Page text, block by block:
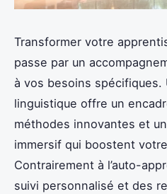
Transformer votre
passe par un
à vos besoins
linguistique offre un
méthodes innovantes et
immersif qui boostent
Contrairement à l’auto-
suivi personnalisé et des